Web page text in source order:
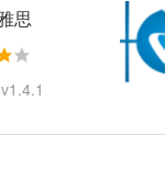
思